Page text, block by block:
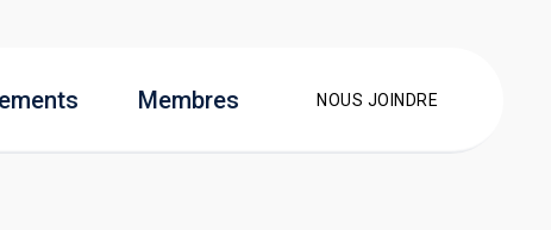
Membres NOUS JOINDRE